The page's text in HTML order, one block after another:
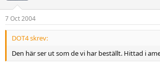
7 Oct 2004
DOT4 skrev:
Den här ser ut som de vi har beställt. Hittad i